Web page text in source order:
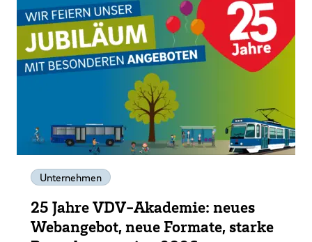
Unternehmen
25 Jahre VDV-Akademie: neues
Webangebot, neue Formate, starke